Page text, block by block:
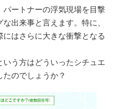
ートナーの浮気現場を目撃
出来事と言えます。特に、
はさらに大きな衝撃となる
う方はどういったシチュエ
のでしょうか？